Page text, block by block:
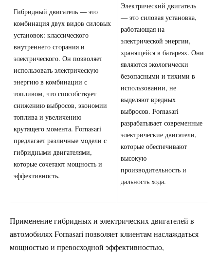
Гибридный двигатель — это
комбинация двух видов силовых
установок: классического
внутреннего сгорания и
электрического. Он позволяет
использовать электрическую
энергию в комбинации с
топливом, что способствует
снижению выбросов, экономии
топлива и увеличению
крутящего момента. Fornasari
предлагает различные модели с
гибридными двигателями,
которые сочетают мощность и
эффективность.
Электрический двигатель
— это силовая установка,
работающая на
электрической энергии,
хранящейся в батареях. Они
являются экологически
безопасными и тихими в
использовании, не
выделяют вредных
выбросов. Fornasari
разрабатывает современные
электрические двигатели,
которые обеспечивают
высокую
производительность и
дальность хода.
Применение гибридных и электрических двигателей в
автомобилях Fornasari позволяет клиентам наслаждаться
мощностью и превосходной эффективностью,